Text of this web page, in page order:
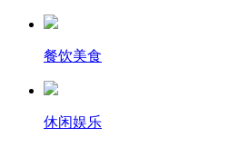
餐饮美食
休闲娱乐